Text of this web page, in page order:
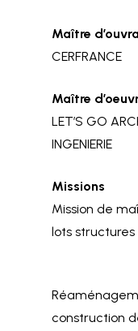
Maître
CERFRANCE
Maître
LET’S GO
INGENIERIE
Missions
Mission de
lots
construction